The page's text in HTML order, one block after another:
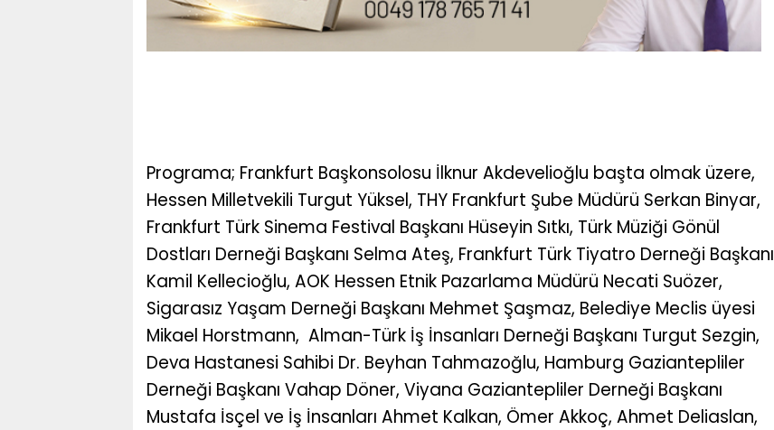
Programa; Frankfurt Başkonsolosu İlknur Akdevelioğlu başta olmak üzere,
Hessen Milletvekili Turgut Yüksel, THY Frankfurt Şube Müdürü Serkan Binyar,
Frankfurt Türk Sinema Festival Başkanı Hüseyin Sıtkı, Türk Müziği Gönül
Dostları Derneği Başkanı Selma Ateş, Frankfurt Türk Tiyatro Derneği Başkanı
Kamil Kellecioğlu, AOK Hessen Etnik Pazarlama Müdürü Necati Suözer,
Sigarasız Yaşam Derneği Başkanı Mehmet Şaşmaz, Belediye Meclis üyesi
Mikael Horstmann, Alman-Türk İş İnsanları Derneği Başkanı Turgut Sezgin,
Deva Hastanesi Sahibi Dr. Beyhan Tahmazoğlu, Hamburg Gaziantepliler
Derneği Başkanı Vahap Döner, Viyana Gaziantepliler Derneği Başkanı
Mustafa İsçel ve İş İnsanları Ahmet Kalkan, Ömer Akkoç, Ahmet Deliaslan,